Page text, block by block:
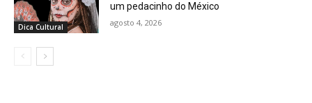
Dica Cultural
um pedacinho do México
agosto 4, 2026